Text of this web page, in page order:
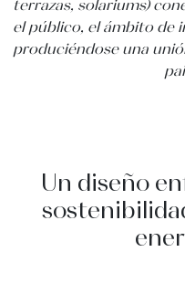
terrazas, solariums)
el público, el ámbito de
produciéndose una
Un diseño